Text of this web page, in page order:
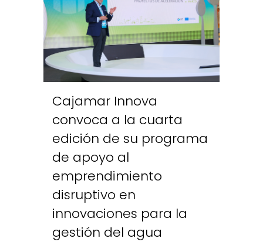
Cajamar Innova
convoca a la cuarta
edición de su programa
de apoyo al
emprendimiento
disruptivo en
innovaciones para la
gestión del agua